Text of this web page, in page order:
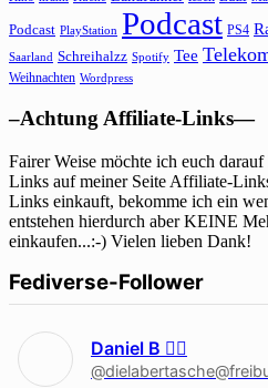
Podcast PlayStation Podcast PS4
Saarland Schreihalzz Spotify Tee
Weihnachten Wordpress
–Achtung Affiliate-Links—
Fairer Weise möchte ich euch
Links auf meiner Seite Affiliate-
Links einkauft, bekomme ich ein
entstehen hierdurch aber KEINE
einkaufen...:-) Vielen lieben Dank!
Fediverse-Follower
Daniel B 🏳‍🌈